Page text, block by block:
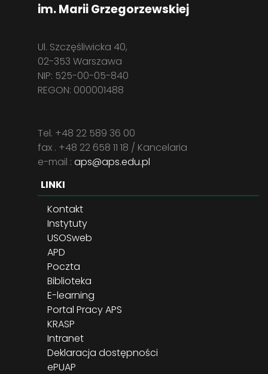
im. Marii Grzegorzewskiej
Ul. Szczęśliwicka 40,
02-353 Warszawa
NIP: 525-00-05-840
REGON: 000001488
Tel. +48 22 589 36 00
fax . +48 22 658 11 18 / Kancelaria
e-mail : aps@aps.edu.pl
LINKI
Kontakt
Instytuty
USOSweb
APD
Poczta
Biblioteka
E-learning
Portal Pracy APS
KRASP
Intranet
Deklaracja dostępności
ePUAP